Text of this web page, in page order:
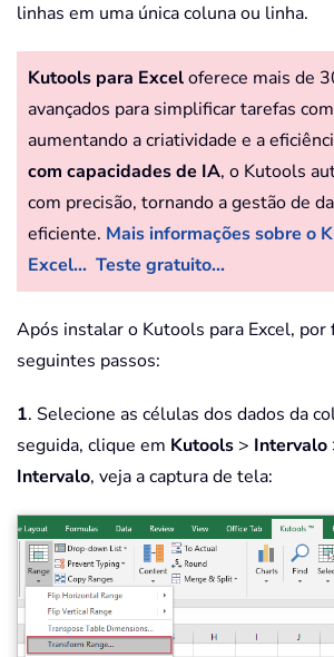
linhas em uma única coluna ou linha.
Kutools para Exceloferece mais de
avançados para simplificar tarefas
aumentando a criatividade e a
com capacidades de IA, o Kutools
com precisão, tornando a gestão de
eficiente. Mais informações sobre o
Excel... Teste gratuito...
Após instalar o Kutools para Excel, por
seguintes passos:
1. Selecione as células dos dados da
seguida, clique em Kutools > Intervalo
Intervalo, veja a captura de tela: